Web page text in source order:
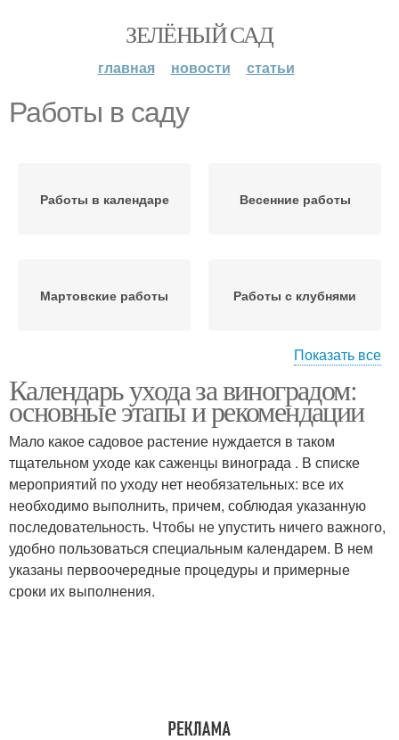
ЗЕЛЁНЫЙ САД
главная новости статьи
Работы в саду
Работы в календаре Весенние работы
Мартовские работы Работы с клубнями
работы
Осенние работы
Показать все
Календарь ухода за виноградом:
основные этапы и рекомендации
Мало какое садовое растение нуждается в таком
тщательном уходе как саженцы винограда . В списке
мероприятий по уходу нет необязательных: все их
необходимо выполнить, причем, соблюдая указанную
последовательность. Чтобы не упустить ничего важного,
удобно пользоваться специальным календарем. В нем
указаны первоочередные процедуры и примерные
сроки их выполнения.